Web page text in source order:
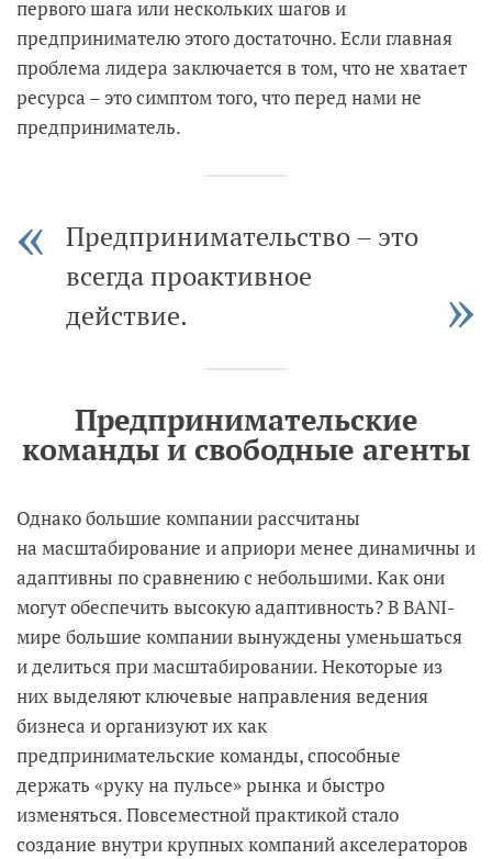
первого шага или нескольких шагов и
предпринимателю этого достаточно. Если главная
проблема лидера заключается в том, что не хватает
ресурса – это симптом того, что перед нами не
предприниматель.
Предпринимательство – это
всегда проактивное
действие.
Предпринимательские
команды и свободные агенты
Однако большие компании рассчитаны
на масштабирование и априори менее динамичны и
адаптивны по сравнению с небольшими. Как они
могут обеспечить высокую адаптивность? В BANI-
мире большие компании вынуждены уменьшаться
и делиться при масштабировании. Некоторые из
них выделяют ключевые направления ведения
бизнеса и организуют их как
предпринимательские команды, способные
держать «руку на пульсе» рынка и быстро
изменяться. Повсеместной практикой стало
создание внутри крупных компаний акселераторов